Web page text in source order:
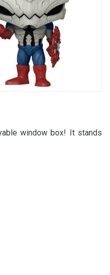
window box! It stands